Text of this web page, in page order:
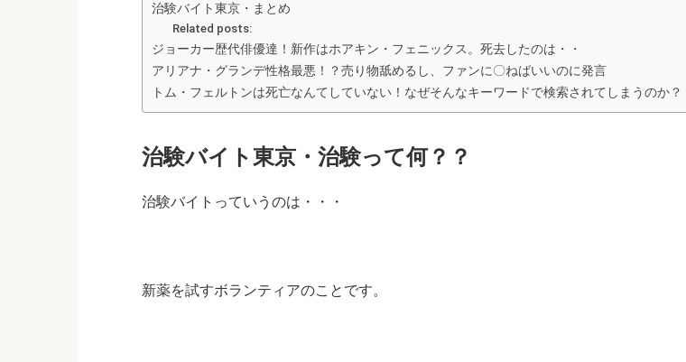
治験バイト東京・まとめ
Related posts:
ジョーカー歴代俳優達！新作はホアキン・フェニックス。死去したのは・・
アリアナ・グランデ性格最悪！？売り物舐めるし、ファンに〇ねばいいのに発言
トム・フェルトンは死亡なんてしていない！なぜそんなキーワードで検索されてしまうのか？
治験バイト東京・治験って何？？
治験バイトっていうのは・・・
新薬を試すボランティアのことです。